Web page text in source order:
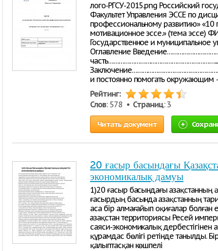
лого-РГСУ-2015.png Российский
Факультет Управления ЭССЕ по
профессиональному развитию» «10
мотивационное эссе.» (тема эссе)
Государственное и муниципальное
Оглавление
и постоянно помогать окружающим –
Рейтинг:
Слов: 578 • Страниц: 3
Читать документ
20 ғасыр басындағы
экономикалық дамуы
1)20 ғасыр басындағы
ғасырдың басында Қазақстанның
аса бір алмағайып оқиғалар болған
Қазақстан территориясы Ресей
саяси-экономикалық дербестігінен
құрамдас бөлігі ретінде танылды.
қалыптасқан көшпелі